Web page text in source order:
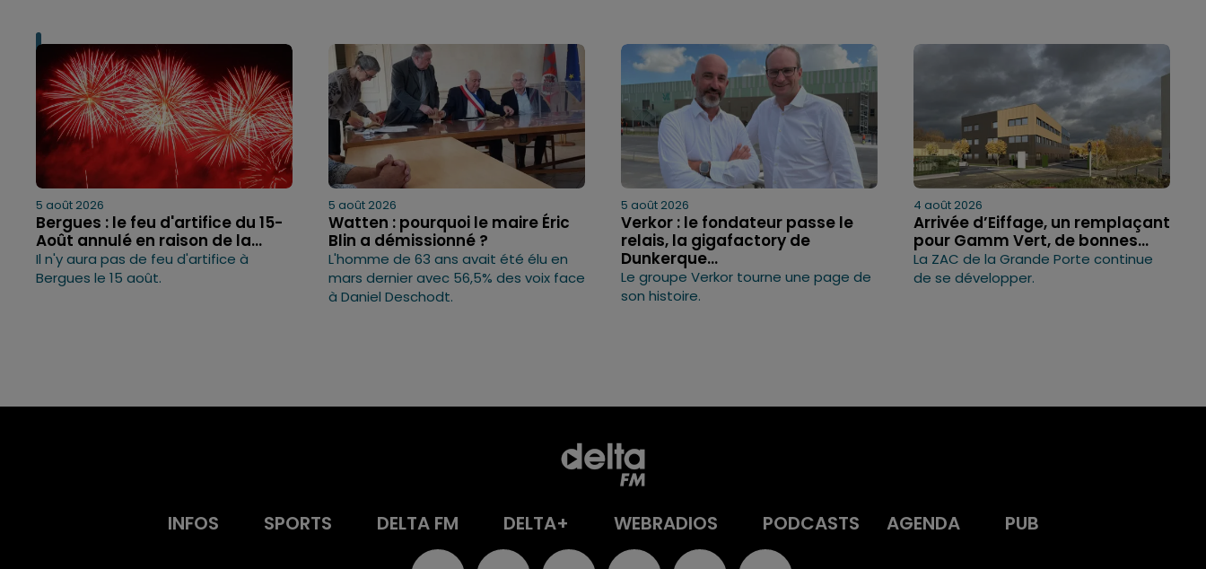
5 août 2026
Bergues : le feu d'artifice du 15-
Août annulé en raison de la...
Il n'y aura pas de feu d'artifice à
Bergues le 15 août.
5 août 2026
Watten : pourquoi le maire Éric
Blin a démissionné ?
L'homme de 63 ans avait été élu en
mars dernier avec 56,5% des voix face
à Daniel Deschodt.
5 août 2026
Verkor : le fondateur passe le
relais, la gigafactory de
Dunkerque...
Le groupe Verkor tourne une page de
son histoire.
4 août 2026
Arrivée d’Eiffage, un remplaçant
pour Gamm Vert, de bonnes...
La ZAC de la Grande Porte continue
de se développer.
INFOS SPORTS DELTA FM DELTA+ WEBRADIOS PODCASTS AGENDA PUB